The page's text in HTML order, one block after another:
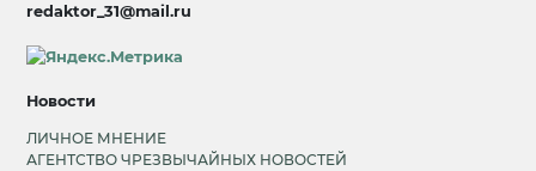
redaktor_31@mail.ru
Новости
ЛИЧНОЕ МНЕНИЕ
АГЕНТСТВО ЧРЕЗВЫЧАЙНЫХ НОВОСТЕЙ